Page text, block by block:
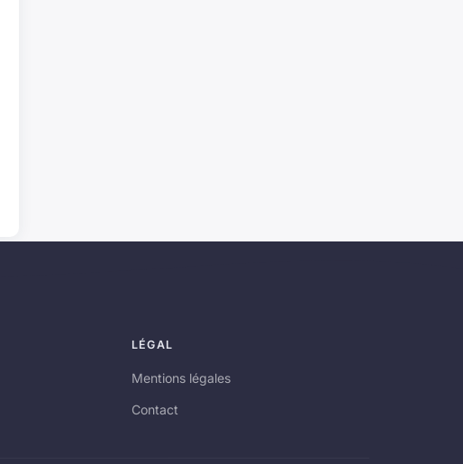
LÉGAL
Mentions légales
Contact